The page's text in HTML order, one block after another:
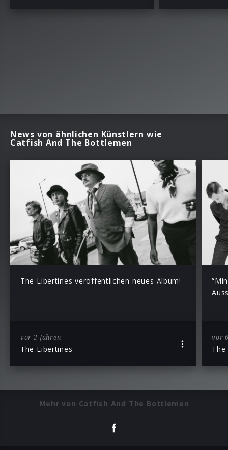
News von ähnlichen Künstlern wie
Catfish And The Bottlemen
The Libertines veröffentlichen neues Album!
vor 2 Jahren
The Libertines
vor
The
Mehr von Catfish And The Bottlemen